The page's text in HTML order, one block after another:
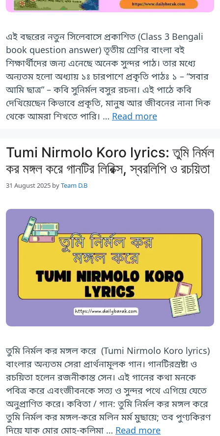
এই বছরের নতুন সিলেবাসে প্রকাশিত (Class 3 Bengali
book question answer) তৃতীয় শ্রেণির বাংলা বই
শিক্ষার্থীদের জন্য এনেছে অনেক সুন্দর পাঠ। তার মধ্যে
অন্যতম হলো অধ্যায় ১ঃ চারপাশে প্রকৃতি পাঠঃ ১ – “সবার
আমি ছাত্র” – কবি সুনির্মল বসুর রচনা। এই পাঠে কবি
দেখিয়েছেন কিভাবে প্রকৃতি, মানুষ আর জীবনের নানা দিক
থেকে আমরা শিখতে পারি। … Read more
Tumi Nirmolo Koro lyrics: তুমি নির্মল
কর মঙ্গল করে গানটির লিরিক্স, স্বরলিপি ও রচয়িতা
31 August 2025 byTeam D.B
তুমি নির্মল কর মঙ্গল করে (Tumi Nirmolo Koro lyrics)
বাংলার অন্যতম সেরা প্রার্থনামূলক গান। গানটিরস্রষ্টা ও
রচয়িতা হলেন রজনীকান্ত সেন। এই গানের কথা মনকে
পবিত্র করে এবংজীবনকে সত্য ও সুন্দর পথে এগিয়ে যেতে
অনুপ্রাণিত করে। কবিতা / গান: তুমি নির্মল কর মঙ্গল করে
তুমি নির্মল কর মঙ্গল-করে মলিন মর্ম মুছায়ে; তব পুণ্যকিরণ
দিয়ে যাক মোর মোহ-কলিমা … Read more